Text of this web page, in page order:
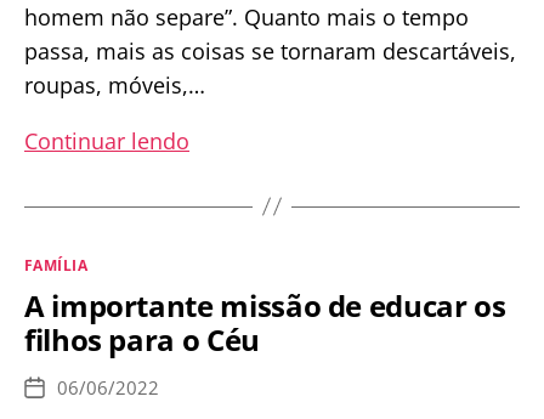
homem não separe”. Quanto mais o tempo
passa, mais as coisas se tornaram descartáveis,
roupas, móveis,…
Continuar lendo
nulidade,
segunda
união
Categorias
FAMÍLIA
A importante missão de educar os
filhos para o Céu
Data06/06/2022